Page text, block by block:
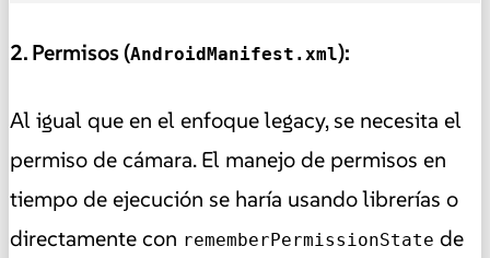
2. Permisos (AndroidManifest.xml):
Al igual que en el enfoque legacy, se necesita el
permiso de cámara. El manejo de permisos en
tiempo de ejecución se haría usando librerías o
directamente con rememberPermissionState de